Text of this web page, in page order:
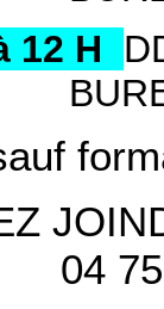
12 H
04